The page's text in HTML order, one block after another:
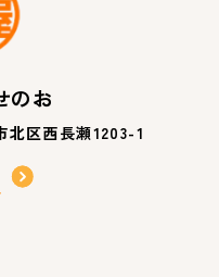
のお
区西長瀬1203-1